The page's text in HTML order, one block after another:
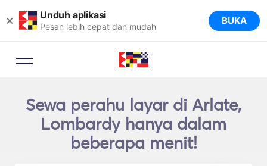
× Unduh aplikasi
Pesan lebih cepat dan mudah BUKA
Sewa perahu layar di Arlate,
Lombardy hanya dalam
beberapa menit!